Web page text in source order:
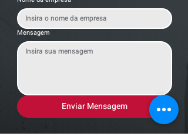
Mensagem
Enviar Mensagem